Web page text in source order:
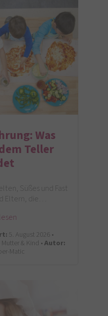
Was
Teller
Süßes und Fast
Eltern, die…
5. August 2026 •
& Kind •Autor:
Matic